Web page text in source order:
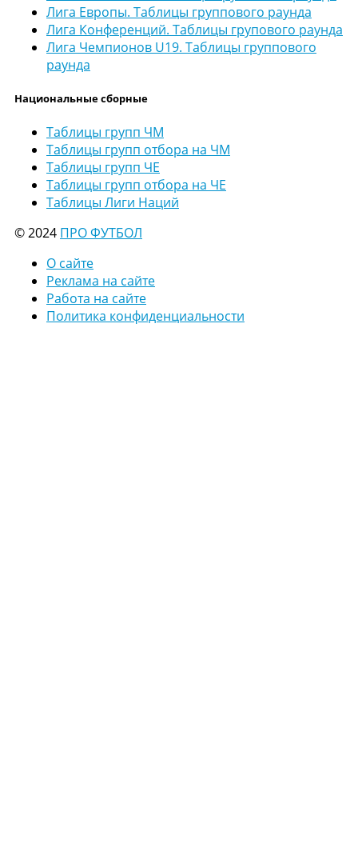
Лига Европы. Таблицы группового раунда
Лига Конференций. Таблицы групового раунда
Лига Чемпионов U19. Таблицы группового
раунда
Национальные сборные
Таблицы групп ЧМ
Таблицы групп отбора на ЧМ
Таблицы групп ЧЕ
Таблицы групп отбора на ЧЕ
Таблицы Лиги Наций
© 2024 ПРО ФУТБОЛ
О сайте
Реклама на сайте
Работа на сайте
Политика конфиденциальности